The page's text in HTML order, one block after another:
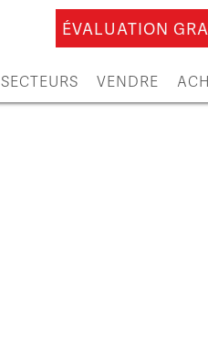
ÉVALUATION
SECTEURS VENDRE